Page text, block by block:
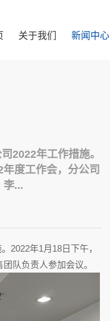
关于我们 新闻中心
2022年工作措施。
度工作会，分公司
李...
2022年1月18日下午，
队负责人参加会议。